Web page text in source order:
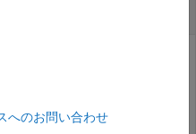
モデルの計算
ます。
へのお問い合わせ